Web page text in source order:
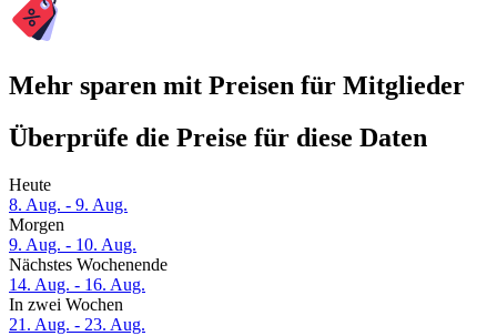
Mehr sparen mit Preisen für Mitglieder
Überprüfe die Preise für diese Daten
Heute
8. Aug. - 9. Aug.
Morgen
9. Aug. - 10. Aug.
Nächstes Wochenende
14. Aug. - 16. Aug.
In zwei Wochen
21. Aug. - 23. Aug.